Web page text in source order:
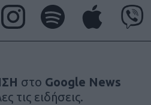
στο Google News
τις ειδήσεις.